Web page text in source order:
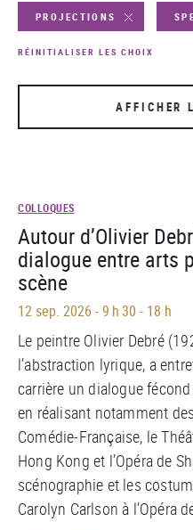
PROJECTIONS
RÉINITIALISER LES CHOIX
AFFICHER
COLLOQUES
Autour d’Olivier
dialogue entre arts
scène
12 sep. 2026 -9 h 30 - 18 h
Le peintre Olivier Debré
l’abstraction lyrique, a
carrière un dialogue
en réalisant notamment
Comédie-Française, le
Hong Kong et l’Opéra de
scénographie et les
Carolyn Carlson à l’Opéra